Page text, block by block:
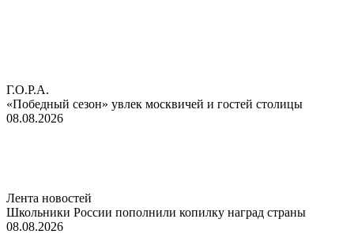
Г.О.Р.А.
«Победный сезон» увлек москвичей и гостей столицы
08.08.2026
Лента новостей
Школьники России пополнили копилку наград страны
08.08.2026